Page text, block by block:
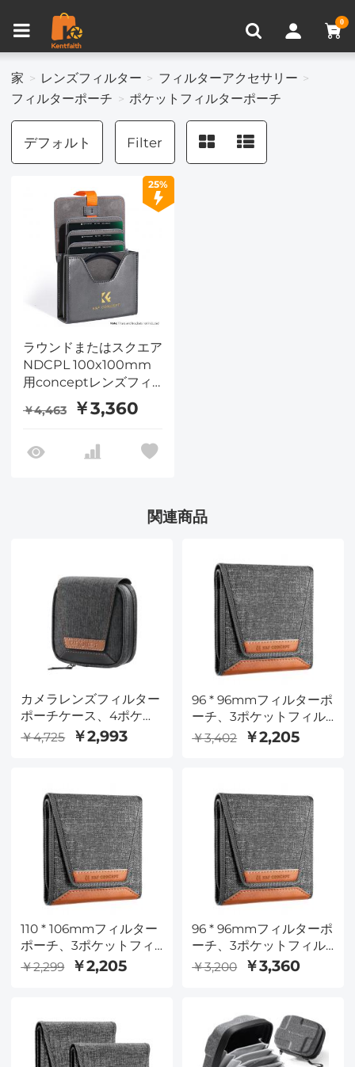
0
家 レンズフィルター
フィルターアクセサリー
フィルターポーチ
ポケットフィルターポーチ
デフォルト Filter
25%
ラウンドまたはスクエア
NDCPL 100x100mm
用conceptレンズフィ
ルターケース-concept
コンセプト
￥4,463 ￥3,360
関連商品
カメラレンズフィルター
ポーチケース、4ポケッ
トフィルターキャリーケ
ース、ベルトバッグポー
塵設計
￥4,725 ￥2,993
96 * 96mmフィルターポ
ーチ、3ポケットフィル
ターケース、円形フィル
ターに合う最大サイズ
￥3,402 ￥2,205
110 * 106mmフィルター
ポーチ、3ポケットフィ
ルターケース、円形フィ
ルターに適合する最大サ
￥2,299 ￥2,205
96 * 96mmフィルターポ
ーチ、3ポケットフィル
ターケース、円形フィル
ター62mm(62mmを含
￥3,200 ￥3,360